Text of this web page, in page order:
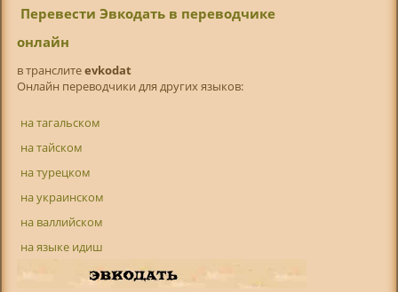
Перевести Эвкодать в переводчике
онлайн
в транслитeevkodat
Онлайн переводчики для других языков:
на тагальском
на тайском
на турецком
на украинском
на валлийском
на языке идиш